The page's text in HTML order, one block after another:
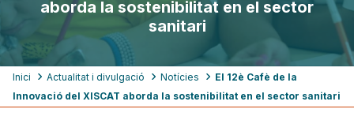
aborda la sostenibilitat en el sector
sanitari
Fil
d'ariadna
Inici Actualitat i divulgació Notícies
El 12è Cafè de la
Innovació del XISCAT aborda la sostenibilitat en el sector sanitari